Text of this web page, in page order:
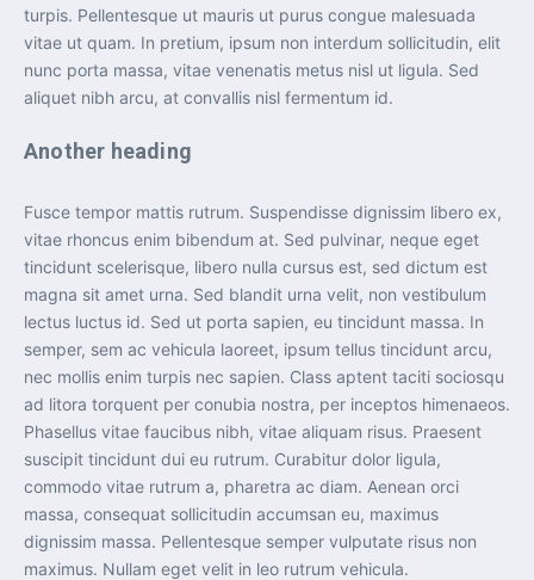
turpis. Pellentesque ut mauris ut purus congue malesuada
vitae ut quam. In pretium, ipsum non interdum sollicitudin, elit
nunc porta massa, vitae venenatis metus nisl ut ligula. Sed
aliquet nibh arcu, at convallis nisl fermentum id.
Another heading
Fusce tempor mattis rutrum. Suspendisse dignissim libero ex,
vitae rhoncus enim bibendum at. Sed pulvinar, neque eget
tincidunt scelerisque, libero nulla cursus est, sed dictum est
magna sit amet urna. Sed blandit urna velit, non vestibulum
lectus luctus id. Sed ut porta sapien, eu tincidunt massa. In
semper, sem ac vehicula laoreet, ipsum tellus tincidunt arcu,
nec mollis enim turpis nec sapien. Class aptent taciti sociosqu
ad litora torquent per conubia nostra, per inceptos himenaeos.
Phasellus vitae faucibus nibh, vitae aliquam risus. Praesent
suscipit tincidunt dui eu rutrum. Curabitur dolor ligula,
commodo vitae rutrum a, pharetra ac diam. Aenean orci
massa, consequat sollicitudin accumsan eu, maximus
dignissim massa. Pellentesque semper vulputate risus non
maximus. Nullam eget velit in leo rutrum vehicula.